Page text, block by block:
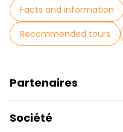
Facts and information
Recommended tours
Partenaires
Connexion Du Fournisseur
Société